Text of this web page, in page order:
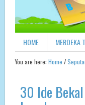
HOME MERDEKA
You are here: Home /
30 Ide